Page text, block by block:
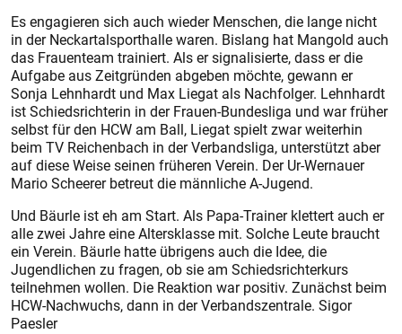
Es engagieren sich auch wieder Menschen, die lange nicht
in der Neckartalsporthalle waren. Bislang hat Mangold auch
das Frauenteam trainiert. Als er signalisierte, dass er die
Aufgabe aus Zeitgründen abgeben möchte, gewann er
Sonja Lehnhardt und Max Liegat als Nachfolger. Lehnhardt
ist Schiedsrichterin in der Frauen-Bundesliga und war früher
selbst für den HCW am Ball, Liegat spielt zwar weiterhin
beim TV Reichenbach in der Verbandsliga, unterstützt aber
auf diese Weise seinen früheren Verein. Der Ur-Wernauer
Mario Scheerer betreut die männliche A-Jugend.
Und Bäurle ist eh am Start. Als Papa-Trainer klettert auch er
alle zwei Jahre eine Altersklasse mit. Solche Leute braucht
ein Verein. Bäurle hatte übrigens auch die Idee, die
Jugendlichen zu fragen, ob sie am Schiedsrichterkurs
teilnehmen wollen. Die Reaktion war positiv. Zunächst beim
HCW-Nachwuchs, dann in der Verbandszentrale. Sigor
Paesler